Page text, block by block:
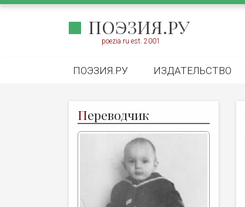
ПОЭЗИЯ.РУ
poezia.ru est. 2001
ПОЭЗИЯ.РУ ИЗДАТЕЛЬСТВО
Переводчик